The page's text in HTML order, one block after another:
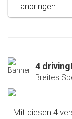
anbringen.
4
Breites
Mit diesen 4